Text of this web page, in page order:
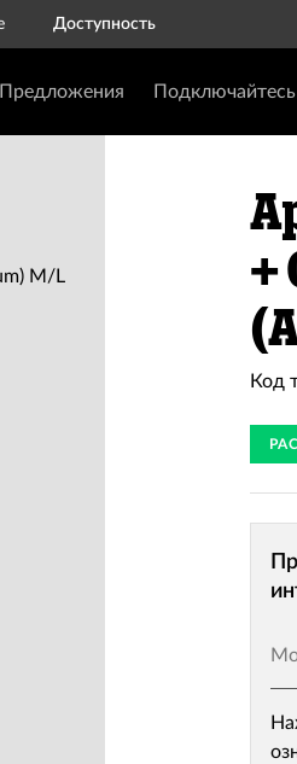
Доступность
Предложения Подключайтесь
+
Код